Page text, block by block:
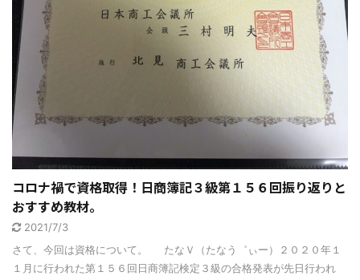
コロナ禍で資格取得！日商簿記３級第１５６回振り返りと
おすすめ教材。
2021/7/3
さて、今回は資格について。 たなＶ（たなう゛ぃー）２０２０年１
１月に行われた第１５６回日商簿記検定３級の合格発表が先日行われ